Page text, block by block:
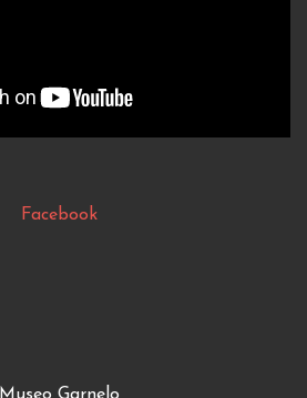
Facebook
Museo Garnelo